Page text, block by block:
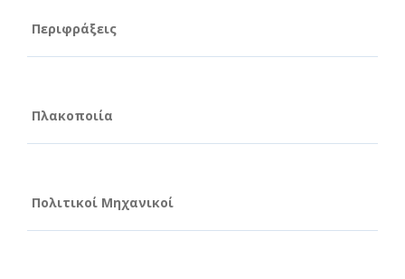
Περιφράξεις
Πλακοποιία
Πολιτικοί Μηχανικοί